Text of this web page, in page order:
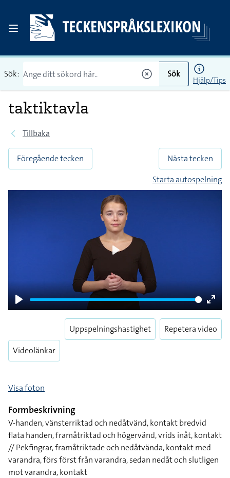
Sök: Sök
Hjälp/Tips
taktiktavla
Tillbaka
Föregående tecken
Nästa tecken
Starta autospelning
Play
Enter
Videolänkar
Uppspelningshastighet Repetera video
Visa foton
Formbeskrivning
V-handen, vänsterriktad och nedåtvänd, kontakt bredvid
flata handen, framåtriktad och högervänd, vrids inåt, kontakt
// Pekfingrar, framåtriktade och nedåtvända, kontakt med
varandra, förs först från varandra, sedan nedåt och slutligen
mot varandra, kontakt